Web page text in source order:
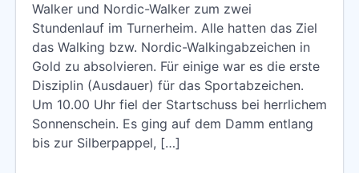
Sportabzeichen Aktuelles (9)
Walking Aktuelles (8)
Wandern Aktuelles (4)
Walker und Nordic-Walker zum zwei
Stundenlauf im Turnerheim. Alle hatten das Ziel
das Walking bzw. Nordic-Walkingabzeichen in
Gold zu absolvieren. Für einige war es die erste
Disziplin (Ausdauer) für das Sportabzeichen.
Um 10.00 Uhr fiel der Startschuss bei herrlichem
Sonnenschein. Es ging auf dem Damm entlang
bis zur Silberpappel, […]